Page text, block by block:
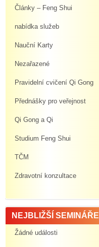
Články – Feng Shui
nabídka služeb
Nauční Karty
Nezařazené
Pravidelní cvičení Qi Gong
Přednášky pro veřejnost
Qi Gong a Qi
Studium Feng Shui
TČM
Zdravotní konzultace
NEJBLIŽŠÍ SEMINÁŘE
Žádné události